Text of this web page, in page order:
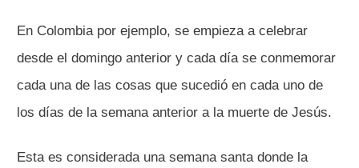
En Colombia por ejemplo, se empieza a celebrar
desde el domingo anterior y cada día se conmemorar
cada una de las cosas que sucedió en cada uno de
los días de la semana anterior a la muerte de Jesús.
Esta es considerada una semana santa donde la